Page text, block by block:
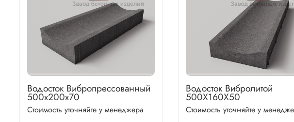
Водосток Вибропрессованный
500х200х70
Стоимость уточняйте у менеджера
Водосток Вибролитой
500Х160Х50
Стоимость уточняйте у